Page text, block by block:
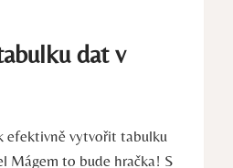
dat v
efektivně vytvořit tabulku
Mágem to bude hračka! S